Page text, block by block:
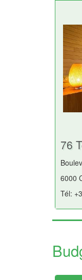
76
6000
Tél: